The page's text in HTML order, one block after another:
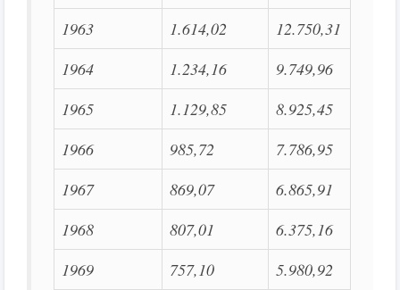
1963
1.614,02
12.750,31
1964
1.234,16
9.749,96
1965
1.129,85
8.925,45
1966
985,72
7.786,95
1967
869,07
6.865,91
1968
807,01
6.375,16
1969
757,10 5.980,92